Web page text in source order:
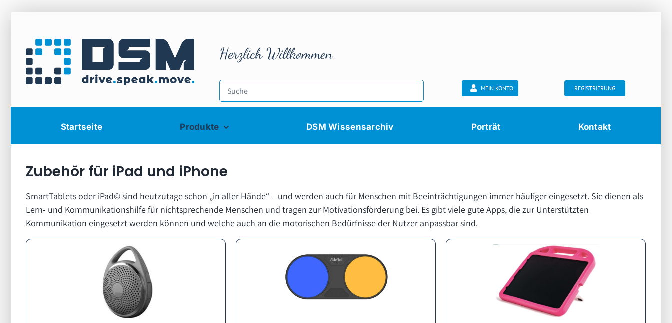
Herzlich Willkommen
MEIN KONTO REGISTRIERUNG
Startseite Produkte DSM Wissensarchiv Porträt Kontakt
Zubehör für iPad und iPhone
SmartTablets oder iPad© sind heutzutage schon „in aller Hände“ – und werden auch für Menschen mit Beeinträchtigungen immer häufiger eingesetzt. Sie dienen als
Lern- und Kommunikationshilfe für nichtsprechende Menschen und tragen zur Motivationsförderung bei. Es gibt viele gute Apps, die zur Unterstützten
Kommunikation eingesetzt werden können und welche auch an die motorischen Bedürfnisse der Nutzer anpassbar sind.